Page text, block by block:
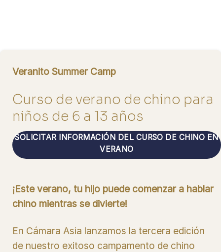
Veranito Summer Camp
Curso de verano de chino para
niños de 6 a 13 años
SOLICITAR INFORMACIÓN DEL CURSO DE CHINO EN
VERANO
¡Este verano, tu hijo puede comenzar a hablar
chino mientras se divierte!
En Cámara Asia lanzamos la tercera edición
de nuestro exitoso campamento de chino